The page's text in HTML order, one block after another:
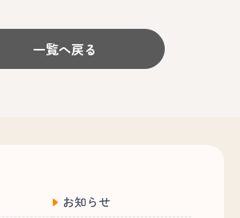
一覧へ戻る
お知らせ